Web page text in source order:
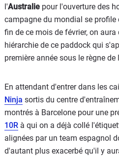
l'Australie pour l'ouverture des
campagne du mondial se
fin de ce mois de février, on
hiérarchie de ce paddock qui
première année sous le règne de
En attendant d'entrer dans les
Ninja sortis du centre
montrés à Barcelone pour une
10R à qui on a déjà collé
alignées par un team espagnol
d'autant plus exacerbé qu'il y